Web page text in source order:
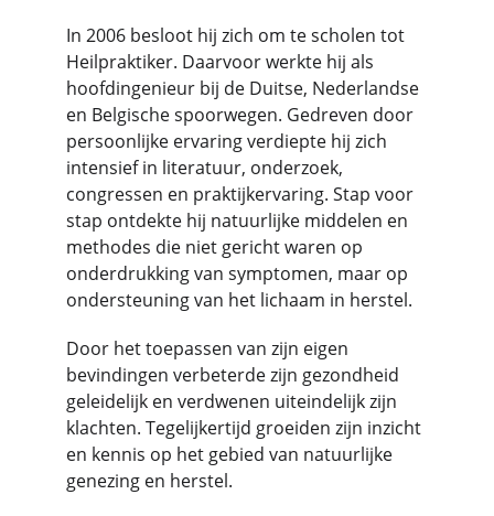
In 2006 besloot hij zich om te scholen tot
Heilpraktiker. Daarvoor werkte hij als
hoofdingenieur bij de Duitse, Nederlandse
en Belgische spoorwegen. Gedreven door
persoonlijke ervaring verdiepte hij zich
intensief in literatuur, onderzoek,
congressen en praktijkervaring. Stap voor
stap ontdekte hij natuurlijke middelen en
methodes die niet gericht waren op
onderdrukking van symptomen, maar op
ondersteuning van het lichaam in herstel.
Door het toepassen van zijn eigen
bevindingen verbeterde zijn gezondheid
geleidelijk en verdwenen uiteindelijk zijn
klachten. Tegelijkertijd groeiden zijn inzicht
en kennis op het gebied van natuurlijke
genezing en herstel.